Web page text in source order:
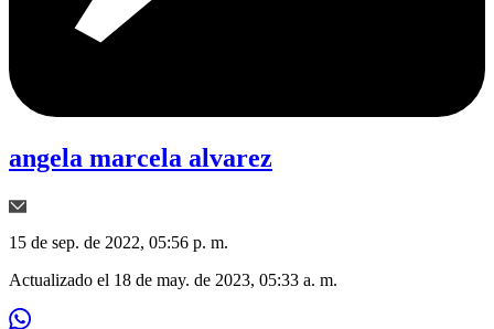
angela marcela alvarez
15 de sep. de 2022, 05:56 p. m.
Actualizado el 18 de may. de 2023, 05:33 a. m.